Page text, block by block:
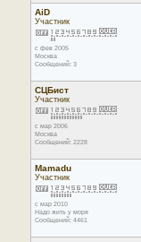
AiD
Участник
с фев 2005
Москва
Сообщений: 3
СЦБист
Участник
с мар 2006
Москва
Сообщений: 2228
Mamadu
Участник
с мар 2010
Надо жить у моря
Сообщений: 4461